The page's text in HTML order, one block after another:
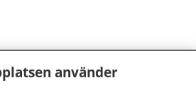
använder